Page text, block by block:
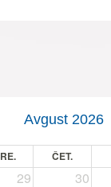
Avgust 2026
ČET.
29 30